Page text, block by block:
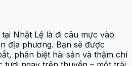
Nhật Lệ là đi câu mực vào
địa phương. Bạn sẽ được
phân biệt hải sản và thậm chí